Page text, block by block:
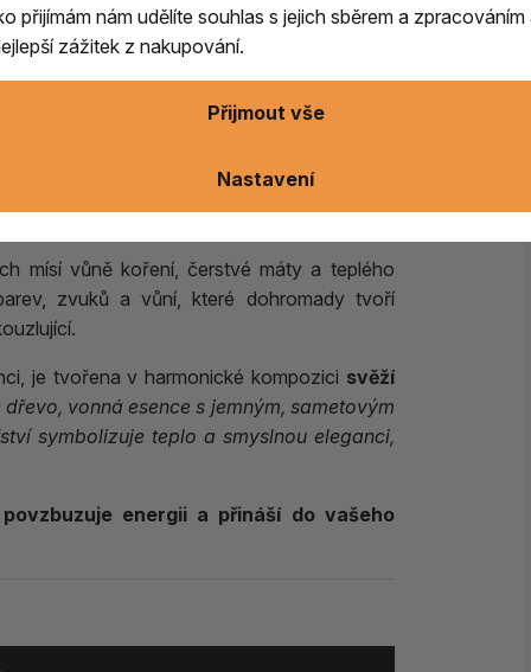
atmosféru, probouzí vzpomínky
z nevšedního zážitku. Tato harmonie se
byste museli opustit svůj domov.
mísí vůně koření, čerstvé máty a teplého
zvuků a vůní, které dohromady tvoří
je tvořena v harmonické kompozici svěží
vonná esence s jemným, sametovým
symbolizuje teplo a smyslnou eleganci,
energii a přináší do vašeho
přijímám nám udělíte souhlas s jejich sběrem a zpracováním
zážitek z nakupování.
Nastavení
Přijmout vše